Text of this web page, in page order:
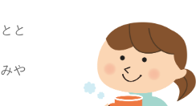
と
や